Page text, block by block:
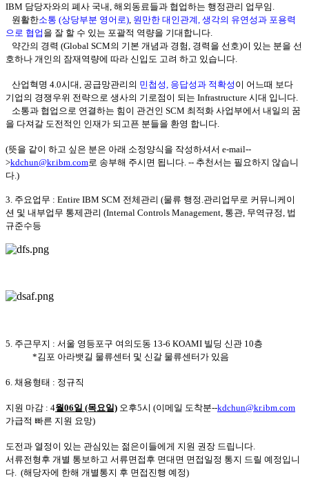
IBM 담당자와의 폐사 국내, 해외동료들과 협업하는 행정관리 업무임.
원활한소통 (상당부분 영어로), 원만한 대인관계, 생각의 유연성과 포용력
으로 협업 을 잘 할 수 있는 포괄적 역량을 기대합니다.
약간의 경력 (Global SCM의 기본 개념과 경험, 경력을 선호)이 있는 분을 선
호하나 개인의 잠재역량에 따라 신입도 고려 하고 있습니다.
산업혁명 4.0시대, 공급망관리의 민첩성, 응답성과 적확성 이 어느때 보다
기업의 경쟁우위 전략으로 생사의 기로점이 되는 Infrastructure 시대 입니다.
소통과 협업으로 연결하는 힘이 관건인 SCM 최적화 사업부에서 내일의 꿈
을 다져갈 도전적인 인재가 되고픈 분들을 환영 합니다.
(뜻을 같이 하고 싶은 분은 아래 소정양식을 작성하셔서 e-mail--
>kdchun@kr.ibm.com로 송부해 주시면 됩니다. -- 추천서는 필요하지 않습니
다.)
3. 주요업무 : Entire IBM SCM 전체관리 (물류 행정.관리업무로 커뮤니케이
션 및 내부업무 통제관리 (Internal Controls Management, 통관, 무역규정, 법
규준수등
5. 주근무지 : 서울 영등포구 여의도동 13-6 KOAMI 빌딩 신관 10층
*김포 아라뱃길 물류센터 및 신갈 물류센터가 있음
6. 채용형태 : 정규직
지원 마감 : 4월06일 (목요일) 오후5시 (이메일 도착분--kdchun@kr.ibm.com
가급적 빠른 지원 요망)
도전과 열정이 있는 관심있는 젊은이들에게 지원 권장 드립니다.
서류전형후 개별 통보하고 서류면접후 면대면 면접일정 통지 드릴 예정입니
다. (해당자에 한해 개별통지 후 면접진행 예정)